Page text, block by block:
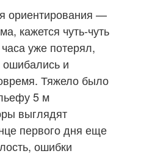
ориентирования —
кажется чуть-чуть
уже потерял,
и
Тяжело было
5 м
выглядят
первого дня еще
ошибки